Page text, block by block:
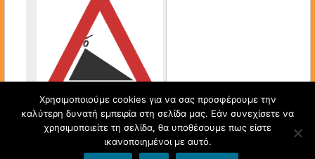
pitsiriki@ 1 Νηπιαγωγείο Κορυδαλλού
© 2026 All Rights Reserved.
Χρησιμοποιούμε cookies για να σας προσφέρουμε την
καλύτερη δυνατή εμπειρία στη σελίδα μας. Εάν συνεχίσετε να
χρησιμοποιείτε τη σελίδα, θα υποθέσουμε πως είστε
ικανοποιημένοι με αυτό.